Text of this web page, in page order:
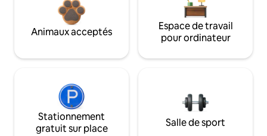
Animaux acceptés
Espace de travail
pour ordinateur
Stationnement
gratuit sur place
Salle de sport